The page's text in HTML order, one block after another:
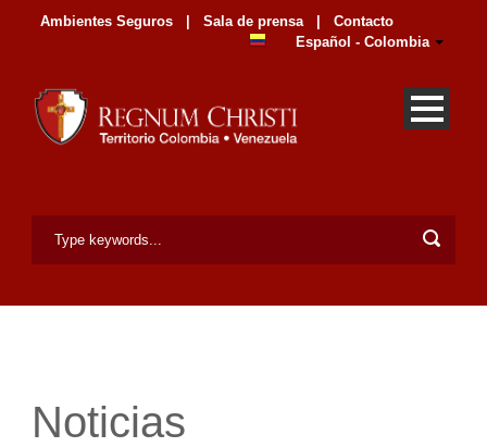
Ambientes Seguros Sala de prensa
Contacto
Español - Colombia
Noticias